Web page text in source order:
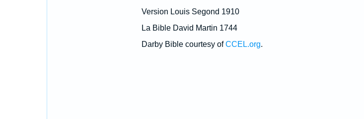
Version Louis Segond 1910
La Bible David Martin 1744
Darby Bible courtesy ofCCEL.org.